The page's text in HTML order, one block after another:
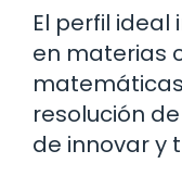
El perfil ideal
en materias
resolución
de innovar y